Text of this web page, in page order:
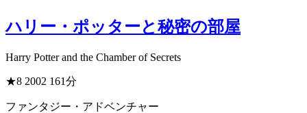
ハリー・ポッターと秘密の部屋
Harry Potter and the Chamber of Secrets
★8 2002 161分
ファンタジー・アドベンチャー